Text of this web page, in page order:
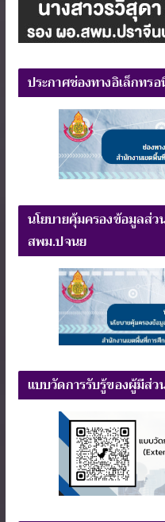
ประกาศช่องทางอิเล็กทร
นโยบายคุ้มครองข้อมูลส่
สพม.ปจนย
แบบวัดการรับรู้ของผู้มีส่ว